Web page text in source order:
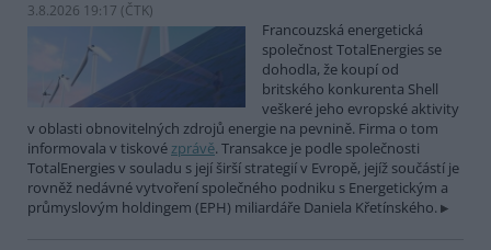
3.8.2026 19:17 (ČTK)
Francouzská energetická
společnost TotalEnergies se
dohodla, že koupí od
britského konkurenta Shell
veškeré jeho evropské aktivity
v oblasti obnovitelných zdrojů energie na pevnině. Firma o tom
informovala v tiskovézprávě. Transakce je podle společnosti
TotalEnergies v souladu s její širší strategií v Evropě, jejíž součástí je
rovněž nedávné vytvoření společného podniku s Energetickým a
průmyslovým holdingem (EPH) miliardáře Daniela Křetínského.